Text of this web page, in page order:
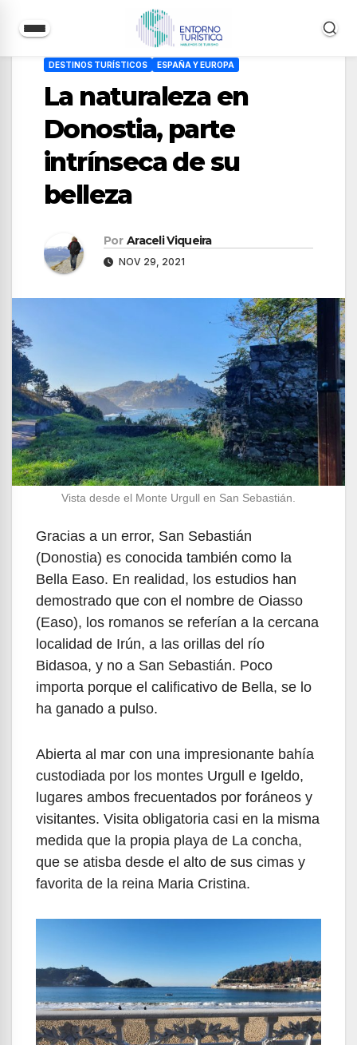
DESTINOS TURÍSTICOS ESPAÑA Y EUROPA
La naturaleza en
Donostia, parte
intrínseca de su
belleza
Por Araceli Viqueira
NOV 29, 2021
Vista desde el Monte Urgull en San Sebastián.
Gracias a un error, San Sebastián
(Donostia) es conocida también como la
Bella Easo. En realidad, los estudios han
demostrado que con el nombre de Oiasso
(Easo), los romanos se referían a la cercana
localidad de Irún, a las orillas del río
Bidasoa, y no a San Sebastián. Poco
importa porque el calificativo de Bella, se lo
ha ganado a pulso.
Abierta al mar con una impresionante bahía
custodiada por los montes Urgull e Igeldo,
lugares ambos frecuentados por foráneos y
visitantes. Visita obligatoria casi en la misma
medida que la propia playa de La concha,
que se atisba desde el alto de sus cimas y
favorita de la reina Maria Cristina.